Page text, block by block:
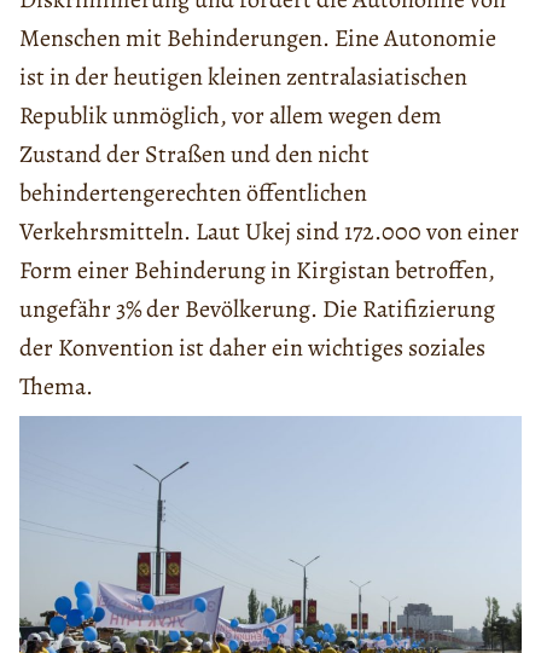
Menschen mit Behinderungen. Eine Autonomie
ist in der heutigen kleinen zentralasiatischen
Republik unmöglich, vor allem wegen dem
Zustand der Straßen und den nicht
behindertengerechten öffentlichen
Verkehrsmitteln. Laut Ukej sind 172.000 von einer
Form einer Behinderung in Kirgistan betroffen,
ungefähr 3% der Bevölkerung. Die Ratifizierung
der Konvention ist daher ein wichtiges soziales
Thema.